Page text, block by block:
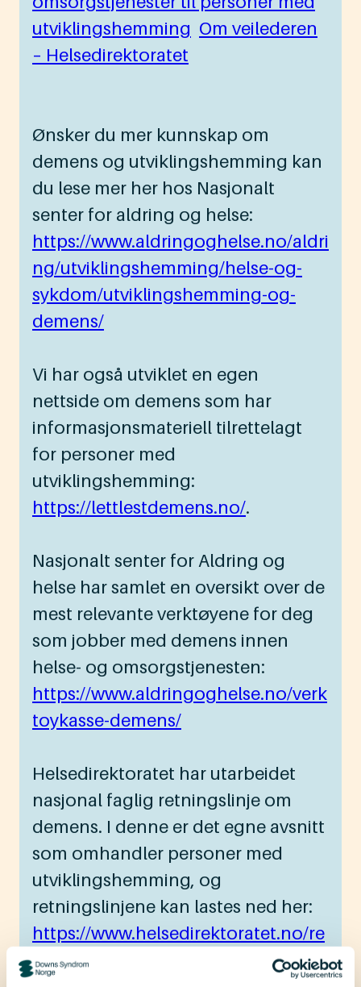
utviklingshemming Om veilederen
– Helsedirektoratet
Ønsker du mer kunnskap om
demens og utviklingshemming kan
du lese mer her hos Nasjonalt
senter for aldring og helse:
https://www.aldringoghelse.no/aldri
ng/utviklingshemming/helse-og-
sykdom/utviklingshemming-og-
demens/
Vi har også utviklet en egen
nettside om demens som har
informasjonsmateriell tilrettelagt
for personer med
utviklingshemming:
https://lettlestdemens.no/.
Nasjonalt senter for Aldring og
helse har samlet en oversikt over de
mest relevante verktøyene for deg
som jobber med demens innen
helse- og omsorgstjenesten:
https://www.aldringoghelse.no/verk
toykasse-demens/
Helsedirektoratet har utarbeidet
nasjonal faglig retningslinje om
demens. I denne er det egne avsnitt
som omhandler personer med
utviklingshemming, og
retningslinjene kan lastes ned her:
https://www.helsedirektoratet.no/re
tningslinjer/demens